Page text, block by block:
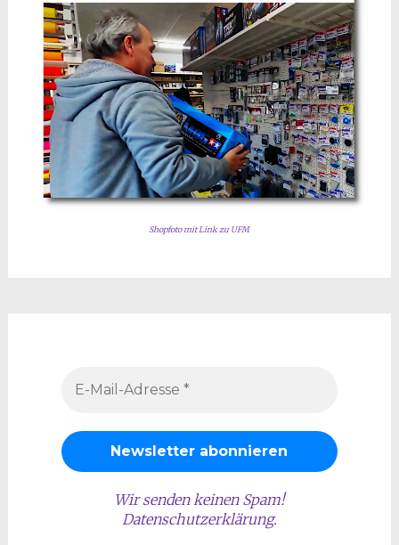
Shopfoto mit Link zu UFM
Wir senden keinen Spam!
Datenschutzerklärung.